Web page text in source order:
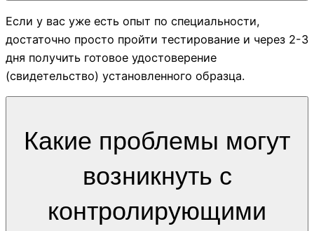
Если у вас уже есть опыт по специальности,
достаточно просто пройти тестирование и через 2-3
дня получить готовое удостоверение
(свидетельство) установленного образца.
Какие проблемы могут
возникнуть с
контролирующими